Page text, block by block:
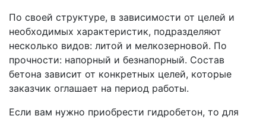
По своей структуре, в зависимости от целей и
необходимых характеристик, подразделяют
несколько видов: литой и мелкозерновой. По
прочности: напорный и безнапорный. Состав
бетона зависит от конкретных целей, которые
заказчик оглашает на период работы.
Если вам нужно приобрести гидробетон, то для